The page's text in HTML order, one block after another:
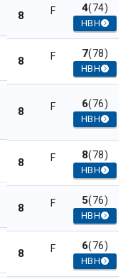
8 F 4(74)
HBH
8 F 7(78)
HBH
8 F 6(76)
HBH
8 F 8(78)
HBH
8 F 5(76)
HBH
8 F 6(76)
HBH